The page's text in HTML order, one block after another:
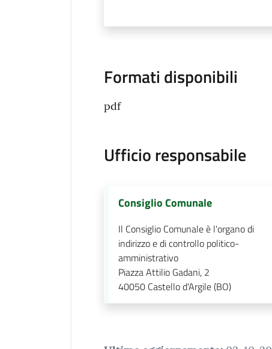
Formati disponibili
pdf
Ufficio responsabile
Consiglio Comunale
Il Consiglio Comunale è l'organo di
indirizzo e di controllo politico-
amministrativo
Piazza Attilio Gadani, 2
40050 Castello d'Argile (BO)